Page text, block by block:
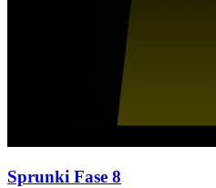
Sprunki Fase 8